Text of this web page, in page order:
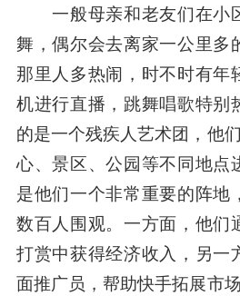
一般母亲和老友们在小
舞，偶尔会去离家一公里多
那里人多热闹，时不时有年
机进行直播，跳舞唱歌特别
的是一个残疾人艺术团，他
心、景区、公园等不同地点
是他们一个非常重要的阵地
数百人围观。一方面，他们
打赏中获得经济收入，另一
面推广员，帮助快手拓展市